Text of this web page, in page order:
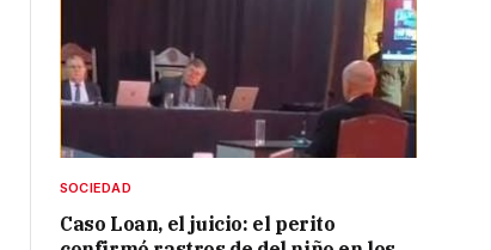
SOCIEDAD
Caso Loan, el juicio: el perito